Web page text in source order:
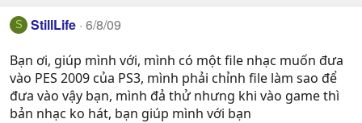
S StillLife 6/8/09
Bạn ơi, giúp mình với, mình có một file nhạc muốn đưa
vào PES 2009 của PS3, mình phải chỉnh file làm sao để
đưa vào vậy bạn, mình đả thử nhưng khi vào game thì
bản nhạc ko hát, bạn giúp mình với bạn